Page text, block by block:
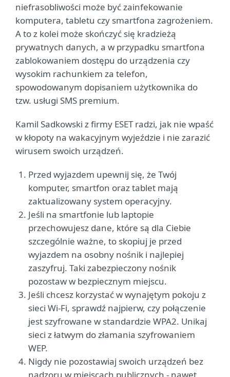
niefrasobliwości może być zainfekowanie
komputera, tabletu czy smartfona zagrożeniem.
A to z kolei może skończyć się kradzieżą
prywatnych danych, a w przypadku smartfona
zablokowaniem dostępu do urządzenia czy
wysokim rachunkiem za telefon,
spowodowanym dopisaniem użytkownika do
tzw. usługi SMS premium.
Kamil Sadkowski z firmy ESET radzi, jak nie wpaść
w kłopoty na wakacyjnym wyjeździe i nie zarazić
wirusem swoich urządzeń.
Przed wyjazdem upewnij się, że Twój
komputer, smartfon oraz tablet mają
zaktualizowany system operacyjny.
Jeśli na smartfonie lub laptopie
przechowujesz dane, które są dla Ciebie
szczególnie ważne, to skopiuj je przed
wyjazdem na osobny nośnik i najlepiej
zaszyfruj. Taki zabezpieczony nośnik
pozostaw w bezpiecznym miejscu.
Jeśli chcesz korzystać w wynajętym pokoju z
sieci Wi-Fi, sprawdź najpierw, czy połączenie
jest szyfrowane w standardzie WPA2. Unikaj
sieci z łatwym do złamania szyfrowaniem
WEP.
Nigdy nie pozostawiaj swoich urządzeń bez